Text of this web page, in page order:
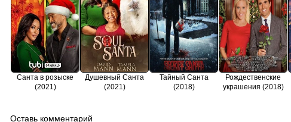
Санта в розыске
(2021)
Душевный Санта
(2021)
Тайный Санта
(2018)
Рождественские
украшения (2018)
Оставь комментарий